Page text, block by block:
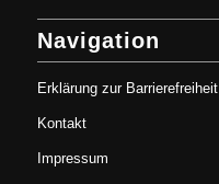
Navigation
Erklärung zur Barrierefreiheit
Kontakt
Impressum